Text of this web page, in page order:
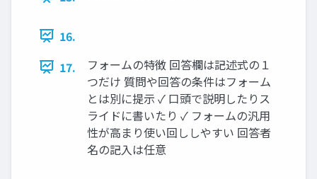
16.
17.
フォームの特徴 回答欄は記述式の１
つだけ 質問や回答の条件はフォーム
とは別に提示 ✓ 口頭で説明したりス
ライドに書いたり ✓ フォームの汎用
性が高まり使い回ししやすい 回答者
名の記入は任意